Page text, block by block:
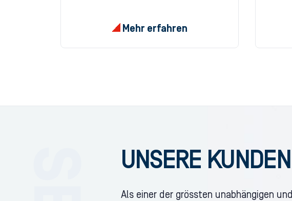
Mehr erfahren
UNSERE KUNDEN
Als einer der grössten unabhängigen und